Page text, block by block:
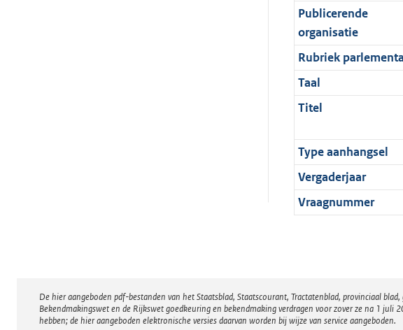
Publicerende
organisatie
Rubriek
Taal
Titel
Type aanhangsel
Vergaderjaar
Vraagnummer
Disclaimer
De hier aangeboden pdf-bestanden van het Staatsblad, Staatscourant, Tractatenblad, provinciaal
Bekendmakingswet en de Rijkswet goedkeuring en bekendmaking verdragen voor zover ze na 1
hebben; de hier aangeboden elektronische versies daarvan worden bij wijze van service aangeboden.